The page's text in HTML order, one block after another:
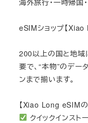
eSIMショップ【Xiao
200以上の国と地域
要で、“本物”のデー
ンまで揃います。
【Xiao Long eSIMの
クイックインス